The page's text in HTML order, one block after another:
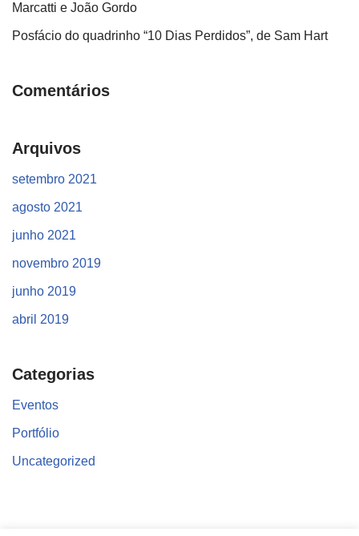
Marcatti e João Gordo
Posfácio do quadrinho “10 Dias Perdidos”, de Sam Hart
Comentários
Arquivos
setembro 2021
agosto 2021
junho 2021
novembro 2019
junho 2019
abril 2019
Categorias
Eventos
Portfólio
Uncategorized